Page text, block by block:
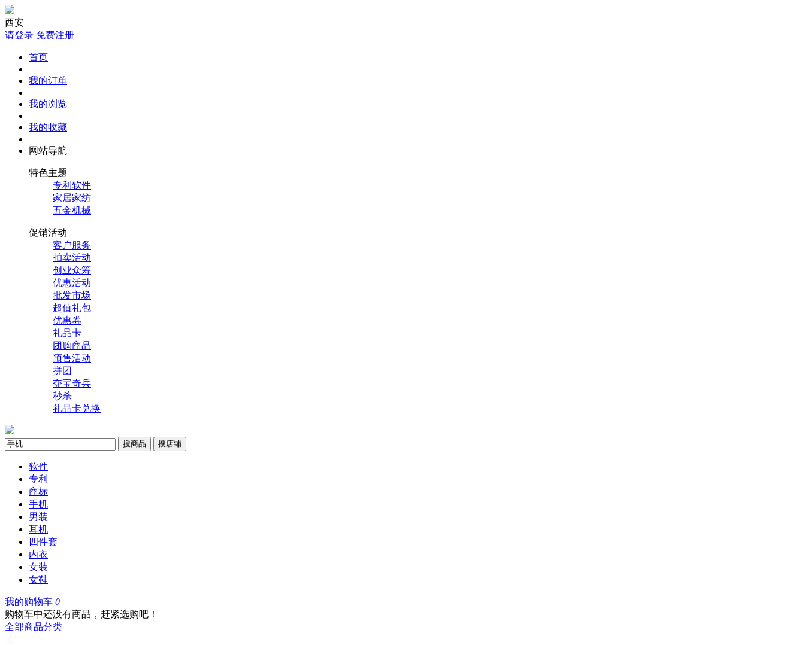
西安
请登录 免费注册
首页
我的订单
我的浏览
我的收藏
网站导航
特色主题
专利软件
家居家纺
五金机械
促销活动
客户服务
拍卖活动
创业众筹
优惠活动
批发市场
超值礼包
优惠券
礼品卡
团购商品
预售活动
拼团
夺宝奇兵
秒杀
礼品卡兑换
搜商品 搜店铺
软件
专利
商标
手机
男装
耳机
四件套
内衣
女装
女鞋
我的购物车 0
购物车中还没有商品，赶紧选购吧！
全部商品分类